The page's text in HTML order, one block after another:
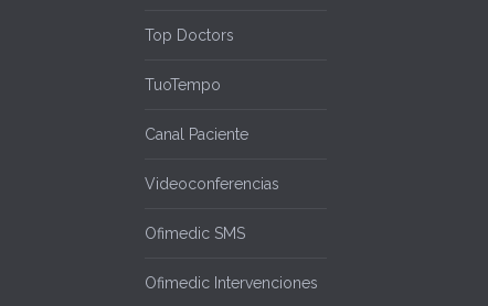
Top Doctors
TuoTempo
Canal Paciente
Videoconferencias
Ofimedic SMS
Ofimedic Intervenciones